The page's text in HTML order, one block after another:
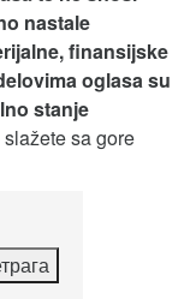
nastale
finansijske
oglasa su
stanje
sa gore